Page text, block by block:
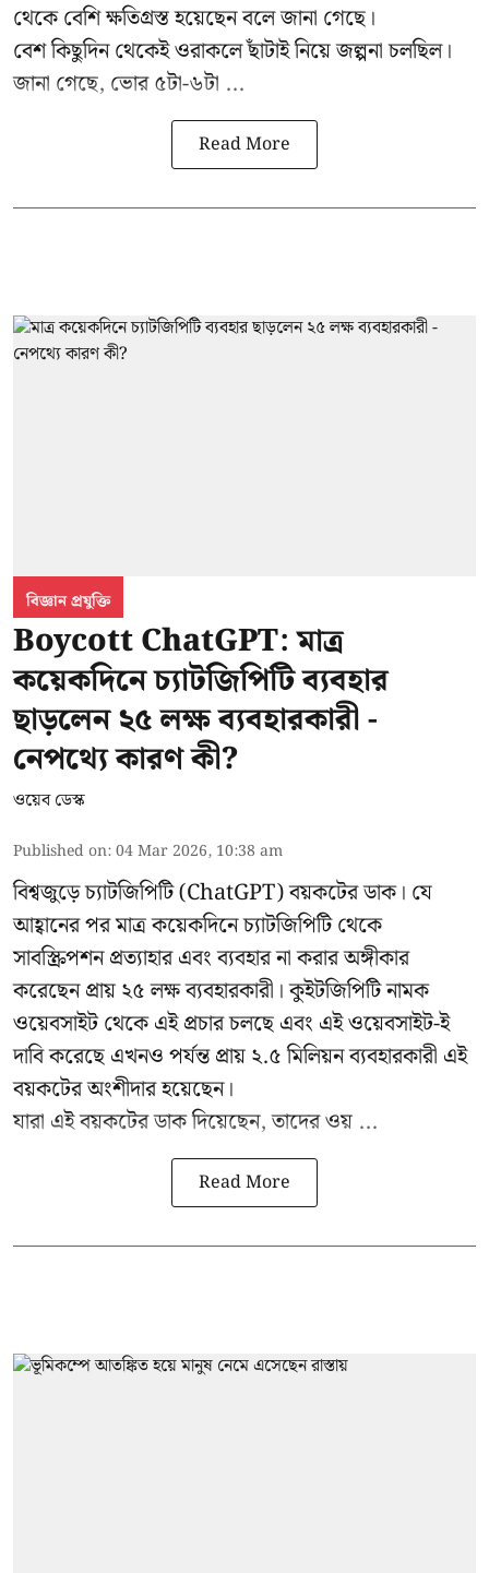
থেকে বেশি ক্ষতিগ্রস্ত হয়েছেন বলে জানা গেছে।
বেশ কিছুদিন থেকেই ওরাকলে ছাঁটাই নিয়ে জল্পনা চলছিল।
জানা গেছে, ভোর ৫টা-৬টা ...
Read More
বিজ্ঞান প্রযুক্তি
Boycott ChatGPT: মাত্র
কয়েকদিনে চ্যাটজিপিটি ব্যবহার
ছাড়লেন ২৫ লক্ষ ব্যবহারকারী -
নেপথ্যে কারণ কী?
ওয়েব ডেস্ক
Published on:04 Mar 2026, 10:38 am
বিশ্বজুড়ে চ্যাটজিপিটি (ChatGPT) বয়কটের ডাক। যে
আহ্বানের পর মাত্র কয়েকদিনে চ্যাটজিপিটি থেকে
সাবস্ক্রিপশন প্রত্যাহার এবং ব্যবহার না করার অঙ্গীকার
করেছেন প্রায় ২৫ লক্ষ ব্যবহারকারী।কুইটজিপিটিনামক
ওয়েবসাইট থেকে এই প্রচার চলছে এবং এই ওয়েবসাইট-ই
দাবি করেছে এখনও পর্যন্ত প্রায় ২.৫ মিলিয়ন ব্যবহারকারী এই
বয়কটের অংশীদার হয়েছেন।
যারা এই বয়কটের ডাক দিয়েছেন, তাদের ওয় ...
Read More